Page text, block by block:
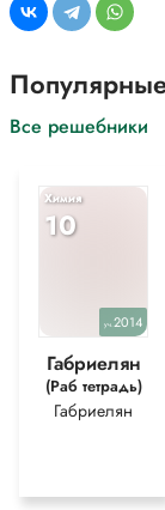
Все решебники
Химия
10
уч.2014
Габриелян
(Раб тетрадь)
Габриелян